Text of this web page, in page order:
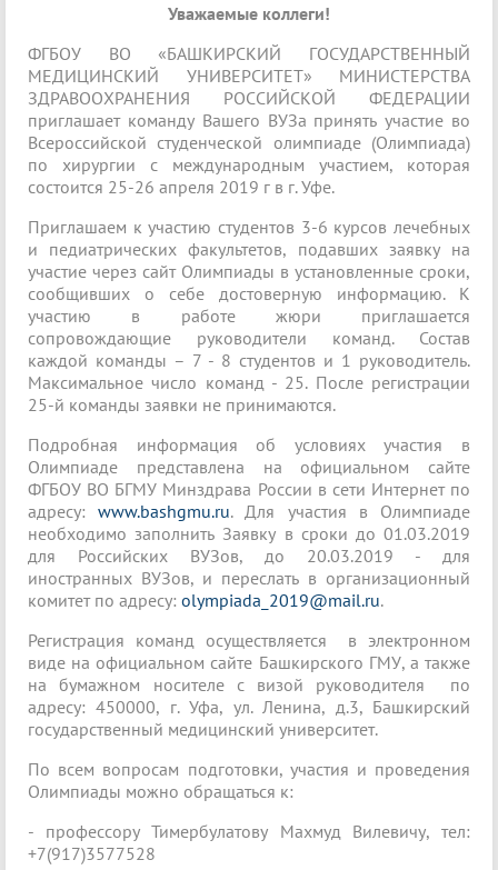
Уважаемые коллеги!
ФГБОУ ВО «БАШКИРСКИЙ ГОСУДАРСТВЕННЫЙ
МЕДИЦИНСКИЙ УНИВЕРСИТЕТ» МИНИСТЕРСТВА
ЗДРАВООХРАНЕНИЯ РОССИЙСКОЙ ФЕДЕРАЦИИ
приглашает команду Вашего ВУЗа принять участие во
Всероссийской студенческой олимпиаде (Олимпиада)
по хирургии с международным участием, которая
состоится 25-26 апреля 2019 г в г. Уфе.
Приглашаем к участию студентов 3-6 курсов лечебных
и педиатрических факультетов, подавших заявку на
участие через сайт Олимпиады в установленные сроки,
сообщивших о себе достоверную информацию. К
участию в работе жюри приглашается
сопровождающие руководители команд. Состав
каждой команды – 7 - 8 студентов и 1 руководитель.
Максимальное число команд - 25. После регистрации
25-й команды заявки не принимаются.
Подробная информация об условиях участия в
Олимпиаде представлена на официальном сайте
ФГБОУ ВО БГМУ Минздрава России в сети Интернет по
адресу:www.bashgmu.ru. Для участия в Олимпиаде
необходимо заполнить Заявку в сроки до 01.03.2019
для Российских ВУЗов, до 20.03.2019 - для
иностранных ВУЗов, и переслать в организационный
комитет по адресу: olympiada_2019@mail.ru.
Регистрация команд осуществляется в электронном
виде на официальном сайте Башкирского ГМУ, а также
на бумажном носителе с визой руководителя по
адресу: 450000, г. Уфа, ул. Ленина, д.3, Башкирский
государственный медицинский университет.
По всем вопросам подготовки, участия и проведения
Олимпиады можно обращаться к:
- профессору Тимербулатову Махмуд Вилевичу, тел:
+7(917)3577528